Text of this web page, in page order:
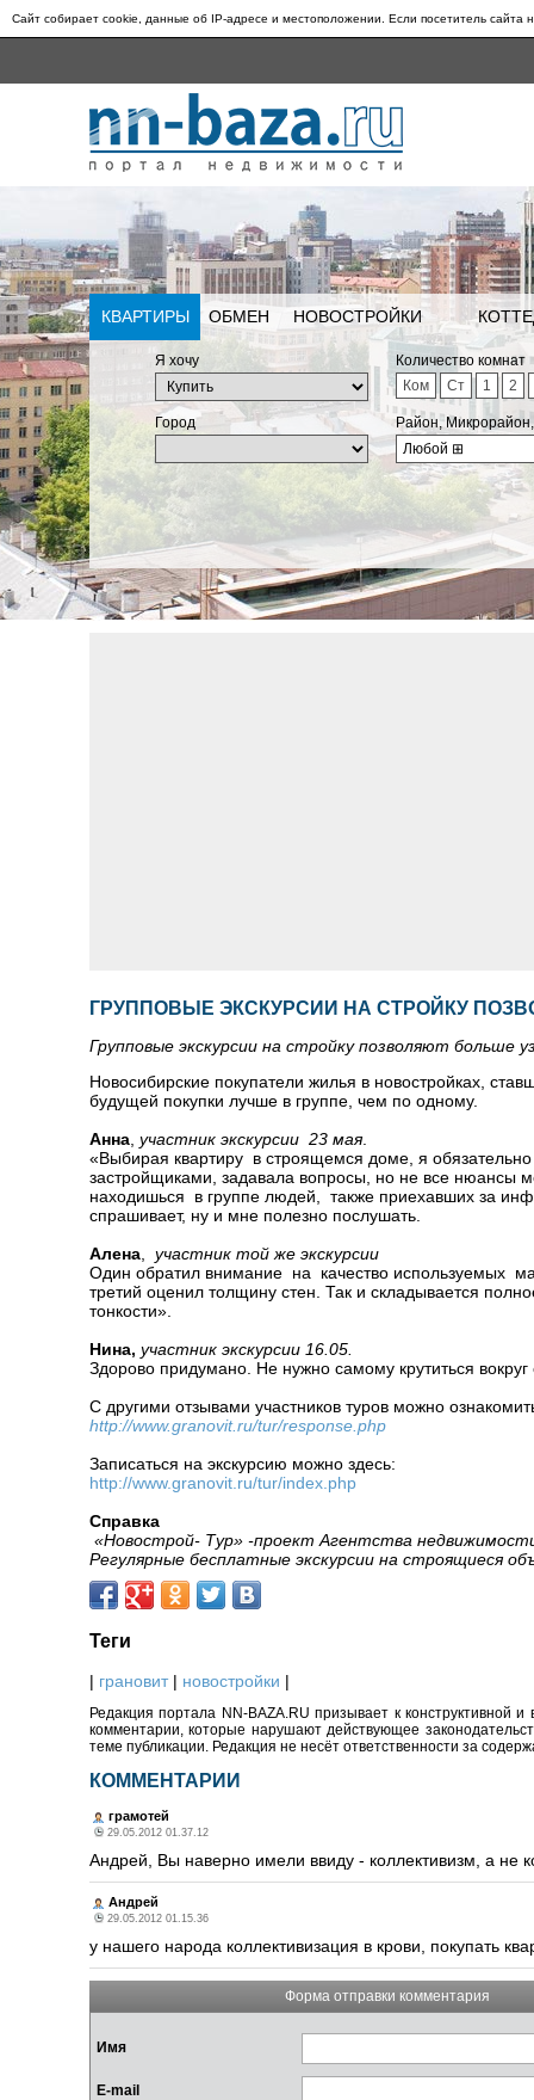
Сайт собирает cookie, данные об IP-адресе и местоположении. Если посетитель сайта
КВАРТИРЫ ОБМЕН НОВОСТРОЙКИ
Я хочу
Количество комнат
Ком
Ст 1 2
Город
Район,
Любой ⊞
ГРУППОВЫЕ ЭКСКУРСИИ НА СТРОЙКУ
Групповые экскурсии на стройку позволяют больше
Новосибирские покупатели жилья в новостройках,
будущей покупки лучше в группе, чем по одному.
Анна, участник экскурсии 23 мая.
«Выбирая квартиру в строящемся доме, я
застройщиками, задавала вопросы, но не все нюансы
находишься в группе людей, также приехавших за
спрашивает, ну и мне полезно послушать.
Алена, участник той же экскурсии
Один обратил внимание на качество используемых
третий оценил толщину стен. Так и складывается
тонкости».
Нина, участник экскурсии 16.05.
Здорово придумано. Не нужно самому крутиться
С другими отзывами участников туров можно
http://www.granovit.ru/tur/response.php
Записаться на экскурсию можно здесь:
http://www.granovit.ru/tur/index.php
Справка
«Новострой- Тур» -проект Агентства
Регулярные бесплатные экскурсии на строящиеся
Теги
| грановит| новостройки |
Редакция портала NN-BAZA.RU призывает к конструктивной
комментарии, которые нарушают действующее
теме публикации. Редакция не несёт ответственности за
КОММЕНТАРИИ
грамотей
29.05.2012 01.37.12
Андрей, Вы наверно имели ввиду - коллективизм, а не
Андрей
29.05.2012 01.15.36
у нашего народа коллективизация в крови, покупать
Форма отправки комментария
Имя
E-mail